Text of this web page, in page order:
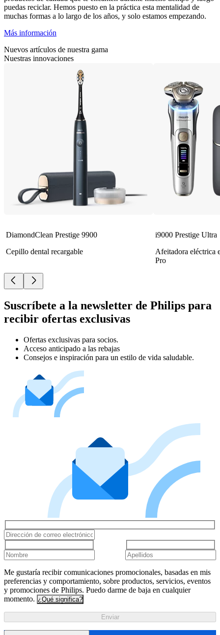
puedas reciclar. Hemos puesto en la práctica esta mentalidad de
muchas formas a lo largo de los años, y solo estamos empezando.
Más información
Nuevos artículos de nuestra gama
Nuestras innovaciones
DiamondClean Prestige 9900
Cepillo dental recargable
i9000 Prestige Ultra
Afeitadora eléctrica
Pro
Suscríbete a la newsletter de Philips para
recibir ofertas exclusivas
Ofertas exclusivas para socios.
Acceso anticipado a las rebajas
Consejos e inspiración para un estilo de vida saludable.
Me gustaría recibir comunicaciones promocionales, basadas en mis
preferencias y comportamiento, sobre productos, servicios, eventos
y promociones de Philips. Puedo darme de baja en cualquier
momento. ¿Qué significa?
Enviar